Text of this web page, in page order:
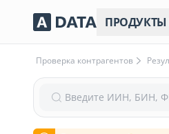
Проверка контрагентов
Введите ИИН, БИН,